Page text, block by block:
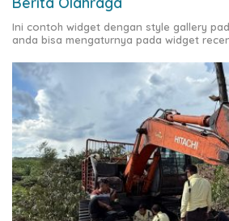
Ini contoh widget dengan style gallery
anda bisa mengaturnya pada widget